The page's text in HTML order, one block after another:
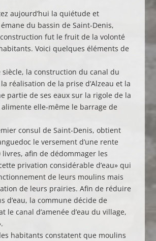
aujourd’hui la quiétude et
du bassin de Saint-Denis,
fut le fruit de la volonté
Voici quelques éléments de
siècle, la construction du canal du
réalisation de la prise d’Alzeau et la
partie de ses eaux sur la rigole de la
elle-même le barrage de
consul de Saint-Denis, obtient
le versement d’une rente
afin de dédommager les
privation considérable d’eau» qui
de leurs moulins mais
de leurs prairies. Afin de réduire
d’eau, la commune décide de
le canal d’amenée d’eau du village,
habitants constatent que moulins